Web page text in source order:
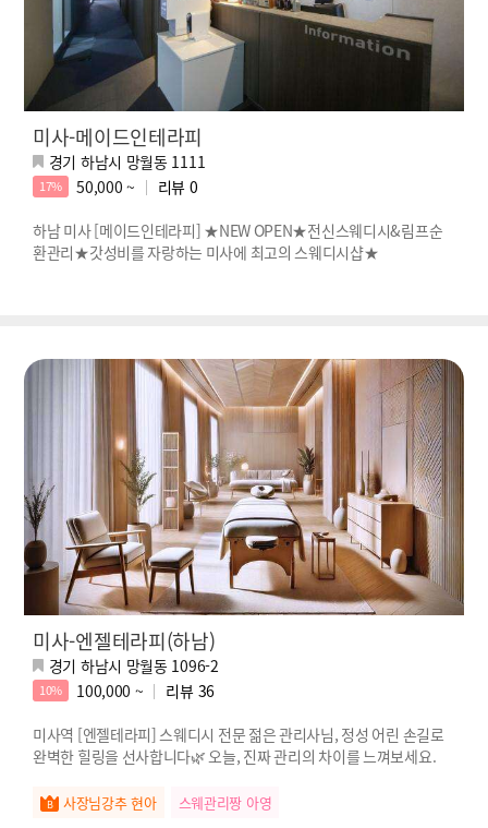
미사-메이드인테라피
경기 하남시 망월동 1111
17% 50,000 ~ 리뷰 0
하남 미사 [메이드인테라피] ★NEW OPEN★전신스웨디시&림프순
환관리★갓성비를 자랑하는 미사에 최고의 스웨디시샵★
미사-엔젤테라피(하남)
경기 하남시 망월동 1096-2
10% 100,000 ~ 리뷰 36
미사역 [엔젤테라피] 스웨디시 전문 젊은 관리사님, 정성 어린 손길로
완벽한 힐링을 선사합니다🌿 오늘, 진짜 관리의 차이를 느껴보세요.
사장님강추 현아 스웨관리짱 아영